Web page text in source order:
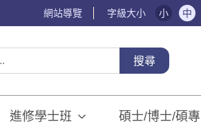
網站導覽 字級大小 小 中
搜尋
進修學士班 碩士/博士/碩專